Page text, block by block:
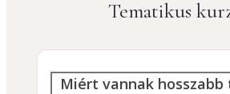
Tematikus
Miért vannak